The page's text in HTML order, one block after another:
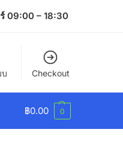
09:00 – 18:30
บ Checkout
฿0.00 0